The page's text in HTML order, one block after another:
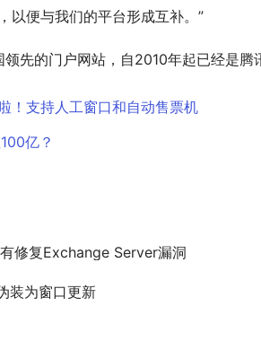
以便与我们的平台形成互补。”
先的门户网站，自2010年起已经是腾
！支持人工窗口和自动售票机
亿？
修复Exchange Server漏洞
装为窗口更新